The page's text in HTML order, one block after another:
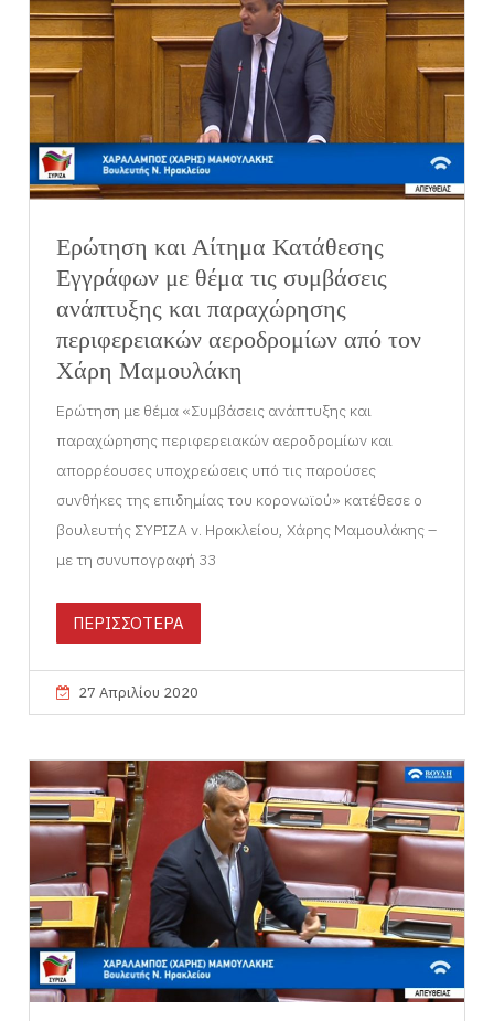
Ερώτηση και Αίτημα Κατάθεσης
Εγγράφων με θέμα τις συμβάσεις
ανάπτυξης και παραχώρησης
περιφερειακών αεροδρομίων από τον
Χάρη Μαμουλάκη
Ερώτηση με θέμα «Συμβάσεις ανάπτυξης και
παραχώρησης περιφερειακών αεροδρομίων και
απορρέουσες υποχρεώσεις υπό τις παρούσες
συνθήκες της επιδημίας του κορονωϊού» κατέθεσε ο
βουλευτής ΣΥΡΙΖΑ ν. Ηρακλείου, Χάρης Μαμουλάκης –
με τη συνυπογραφή 33
ΠΕΡΙΣΣΟΤΕΡΑ
27 Απριλίου 2020